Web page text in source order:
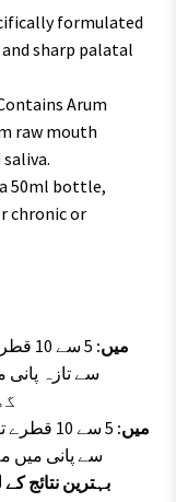
formulated
sharp palatal
Arum
raw mouth
50ml bottle,
chronic or
شدید حالت (Acute Case) میں:
5 سے
پرانی تکلیف (Chronic Case) میں:
5 سے 10
سے پانی میں ملا کر دن
بہترین نتائج کے